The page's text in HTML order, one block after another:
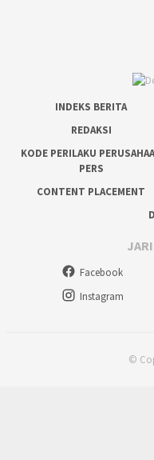
INDEKS BERITA
REDAKSI
KODE PERILAKU
PERS
CONTENT PLACEMENT
Facebook
Instagram
©